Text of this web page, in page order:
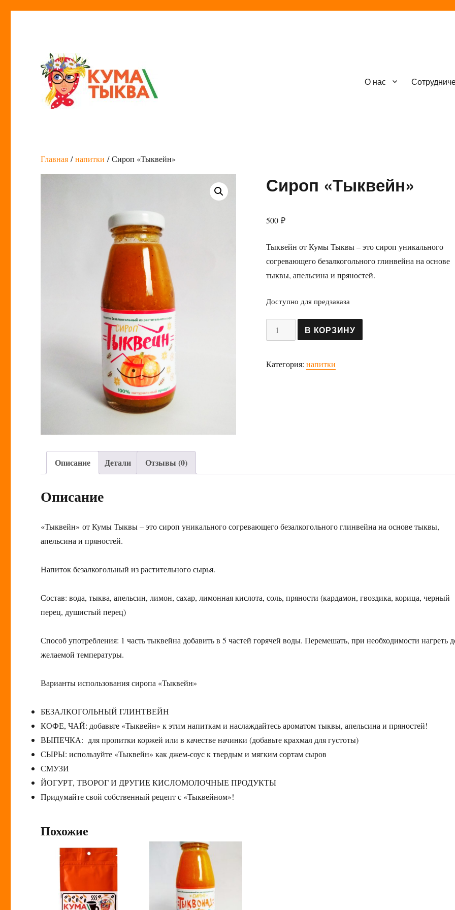
О нас
Главная /напитки / Сироп «Тыквейн»
Сироп «Тыквейн»
500₽
Тыквейн от Кумы Тыквы – это сироп уникального
согревающего безалкогольного глинвейна на основе
тыквы, апельсина и пряностей.
Доступно для предзаказа
Количество
товара
«Тыквейн»
В КОРЗИНУ
Категория:напитки
Описание Детали Отзывы (0)
Описание
«Тыквейн» от Кумы Тыквы – это сироп уникального согревающего безалкогольного глинвейна на основе тыквы,
апельсина и пряностей.
Напиток безалкогольный из растительного сырья.
Состав: вода, тыква, апельсин, лимон, сахар, лимонная кислота, соль, пряности (кардамон, гвоздика, корица, черный
перец, душистый перец)
Способ употребления: 1 часть тыквейна добавить в 5 частей горячей воды. Перемешать, при необходимости нагреть
желаемой температуры.
Варианты использования сиропа «Тыквейн»
БЕЗАЛКОГОЛЬНЫЙ ГЛИНТВЕЙН
КОФЕ, ЧАЙ: добавьте «Тыквейн» к этим напиткам и наслаждайтесь ароматом тыквы, апельсина и пряностей!
ВЫПЕЧКА: для пропитки коржей или в качестве начинки (добавьте крахмал для густоты)
СЫРЫ: используйте «Тыквейн» как джем-соус к твердым и мягким сортам сыров
СМУЗИ
ЙОГУРТ, ТВОРОГ И ДРУГИЕ КИСЛОМОЛОЧНЫЕ ПРОДУКТЫ
Придумайте свой собственный рецепт с «Тыквейном»!
Похожие